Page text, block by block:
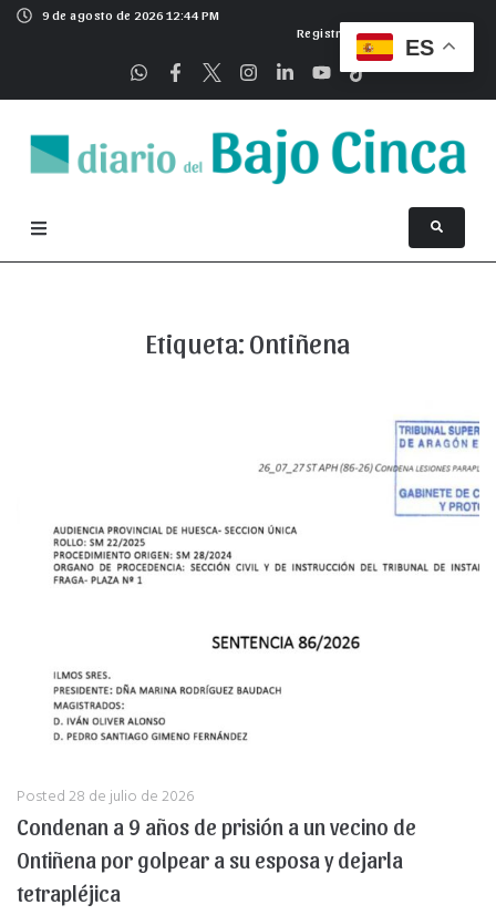
9 de agosto de 2026 12:44 PM
Registrarse
Etiqueta: Ontiñena
Posted28 de julio de 2026
Condenan a 9 años de prisión a un vecino de
Ontiñena por golpear a su esposa y dejarla
tetrapléjica
ES